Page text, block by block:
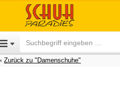
Zurück zu "Damenschuhe"